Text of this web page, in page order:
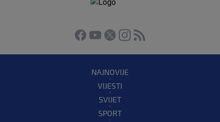
NAJNOVIJE
VIJESTI
SVIJET
SPORT